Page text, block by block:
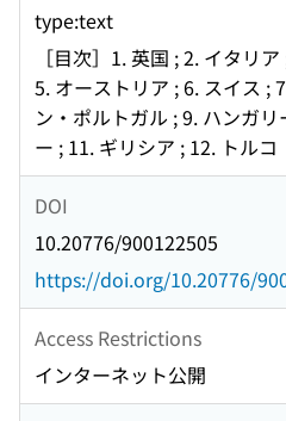
type:text
［目次］1. 英国 ; 2. イタリ
5. オーストリア ; 6. スイス ;
ン・ポルトガル ; 9. ハンガ
ー ; 11. ギリシア ; 12. トルコ
DOI
10.20776/900122505
https://doi.org/10.20776/
Access Restrictions
インターネット公開